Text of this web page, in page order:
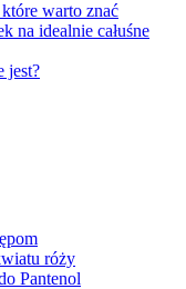
warto znać
na idealnie całuśne
jest?
róży
Pantenol